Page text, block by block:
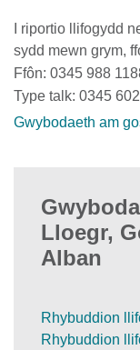
I riportio llifogydd
sydd mewn grym,
Ffôn: 0345 988
Type talk: 0345
Gwybodaeth am
Lloegr,
Alban
Rhybuddion
Rhybuddion